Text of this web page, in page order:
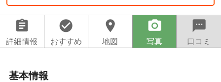
assignment
詳細情報
check_circle
おすすめ
location_on
地図
camera_alt
写真
sms
口コミ
基本情報